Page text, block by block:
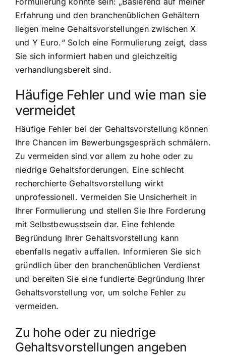
Erfahrung und den branchenüblichen Gehältern
liegen meine Gehaltsvorstellungen zwischen X
und Y Euro.“ Solch eine Formulierung zeigt, dass
Sie sich informiert haben und gleichzeitig
verhandlungsbereit sind.
Häufige Fehler und wie man sie
vermeidet
Häufige Fehler bei der Gehaltsvorstellung können
Ihre Chancen im Bewerbungsgespräch schmälern.
Zu vermeiden sind vor allem zu hohe oder zu
niedrige Gehaltsforderungen. Eine schlecht
recherchierte Gehaltsvorstellung wirkt
unprofessionell. Vermeiden Sie Unsicherheit in
Ihrer Formulierung und stellen Sie Ihre Forderung
mit Selbstbewusstsein dar. Eine fehlende
Begründung Ihrer Gehaltsvorstellung kann
ebenfalls negativ auffallen. Informieren Sie sich
gründlich über den branchenüblichen Verdienst
und bereiten Sie eine fundierte Begründung Ihrer
Gehaltsvorstellung vor, um solche Fehler zu
vermeiden.
Zu hohe oder zu niedrige
Gehaltsvorstellungen angeben